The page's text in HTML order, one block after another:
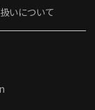
いについて